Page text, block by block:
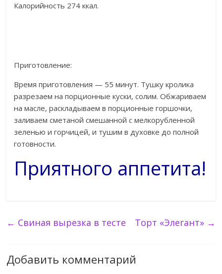
Калорийность 274 ккал.
Приготовление:
Время приготовления — 55 минут. Тушку кролика
разрезаем на порционные куски, солим. Обжариваем
на масле, раскладываем в порционные горшочки,
заливаем сметаной смешанной с мелкорубленной
зеленью и горчицей, и тушим в духовке до полной
готовности.
Приятного аппетита!
← Свиная вырезка в тесте Торт «Элегант» →
Добавить комментарий